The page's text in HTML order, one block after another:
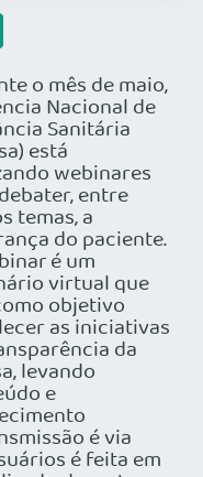
o mês de maio,
Nacional de
Sanitária
está
webinares
entre
temas, a
do paciente.
é um
virtual que
objetivo
as iniciativas
da
levando
e
é via
é feita em